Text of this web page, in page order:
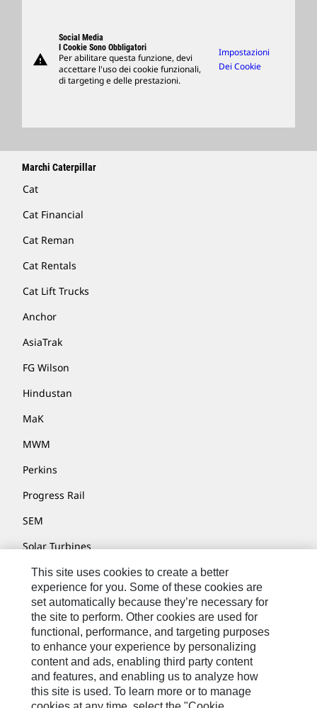
Support
Merchandising
Trova Un Dealer
warning
Social Media
I Cookie Sono Obbligatori
Per abilitare questa funzione, devi
accettare l'uso dei cookie funzionali,
di targeting e delle prestazioni.
Impostazioni
Dei Cookie
Marchi Caterpillar
Cat
Cat Financial
Cat Reman
Cat Rentals
Cat Lift Trucks
Anchor
AsiaTrak
FG Wilson
Hindustan
MaK
MWM
Perkins
Progress Rail
SEM
Solar Turbines
SPM Oil & Gas
Turner Powertrain Systems
Contatti
Mappa Del Sito
Cookie Settings
This site uses cookies to create a better
experience for you. Some of these cookies are
set automatically because they’re necessary for
the site to perform. Other cookies are used for
functional, performance, and targeting purposes
to enhance your experience by personalizing
content and ads, enabling third party content
and features, and enabling us to analyze how
this site is used. To learn more or to manage